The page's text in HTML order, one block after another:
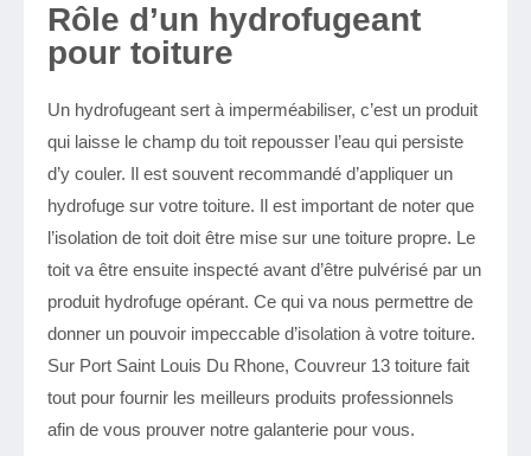
Rôle d’un hydrofugeant
pour toiture
Un hydrofugeant sert à imperméabiliser, c’est un produit
qui laisse le champ du toit repousser l’eau qui persiste
d’y couler. Il est souvent recommandé d’appliquer un
hydrofuge sur votre toiture. Il est important de noter que
l’isolation de toit doit être mise sur une toiture propre. Le
toit va être ensuite inspecté avant d’être pulvérisé par un
produit hydrofuge opérant. Ce qui va nous permettre de
donner un pouvoir impeccable d’isolation à votre toiture.
Sur Port Saint Louis Du Rhone, Couvreur 13 toiture fait
tout pour fournir les meilleurs produits professionnels
afin de vous prouver notre galanterie pour vous.